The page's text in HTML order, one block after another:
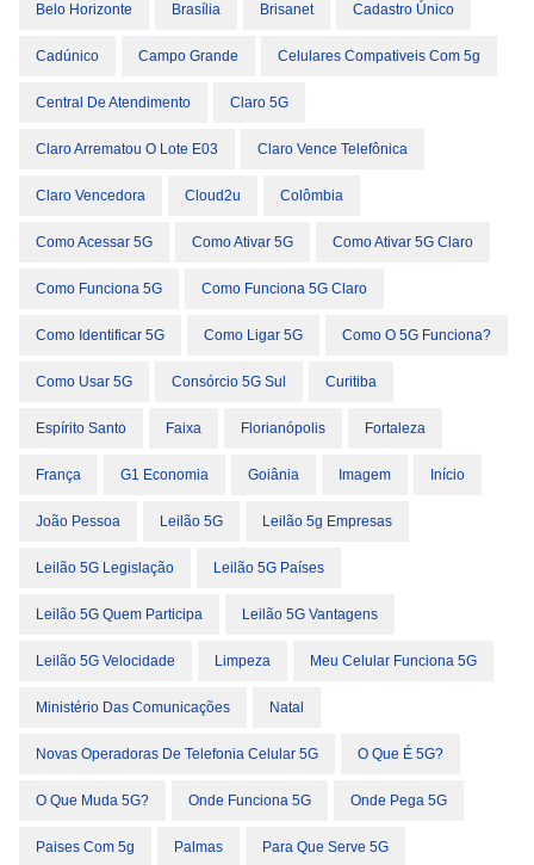
Belo Horizonte Brasília Brisanet Cadastro Único
Cadúnico Campo Grande Celulares Compativeis Com 5g
Central De Atendimento Claro 5G
Claro Arrematou O Lote E03 Claro Vence Telefônica
Claro Vencedora Cloud2u Colômbia
Como Acessar 5G Como Ativar 5G Como Ativar 5G Claro
Como Funciona 5G Como Funciona 5G Claro
Como Identificar 5G Como Ligar 5G Como O 5G Funciona?
Como Usar 5G Consórcio 5G Sul Curitiba
Espírito Santo Faixa Florianópolis Fortaleza
França G1 Economia Goiânia Imagem Início
João Pessoa Leilão 5G Leilão 5g Empresas
Leilão 5G Legislação Leilão 5G Países
Leilão 5G Quem Participa Leilão 5G Vantagens
Leilão 5G Velocidade Limpeza Meu Celular Funciona 5G
Ministério Das Comunicações Natal
Novas Operadoras De Telefonia Celular 5G O Que É 5G?
O Que Muda 5G? Onde Funciona 5G Onde Pega 5G
Paises Com 5g Palmas Para Que Serve 5G